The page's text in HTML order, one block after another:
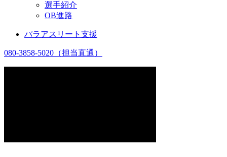
選手紹介
OB進路
パラアスリート支援
080-3858-5020 （担当直通）